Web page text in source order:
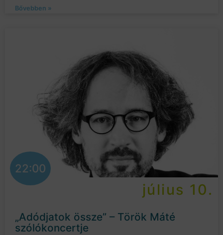
Bővebben »
22:00
július 10.
„Adódjatok össze” – Török Máté
szólókoncertje